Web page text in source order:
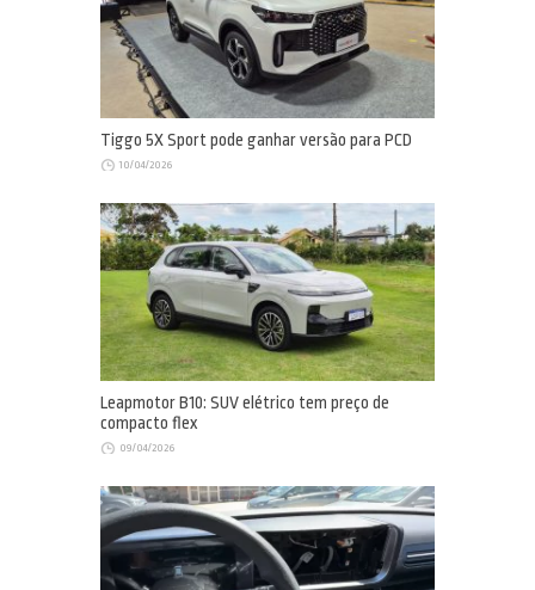
Tiggo 5X Sport pode ganhar versão para PCD
10/04/2026
Leapmotor B10: SUV elétrico tem preço de
compacto flex
09/04/2026